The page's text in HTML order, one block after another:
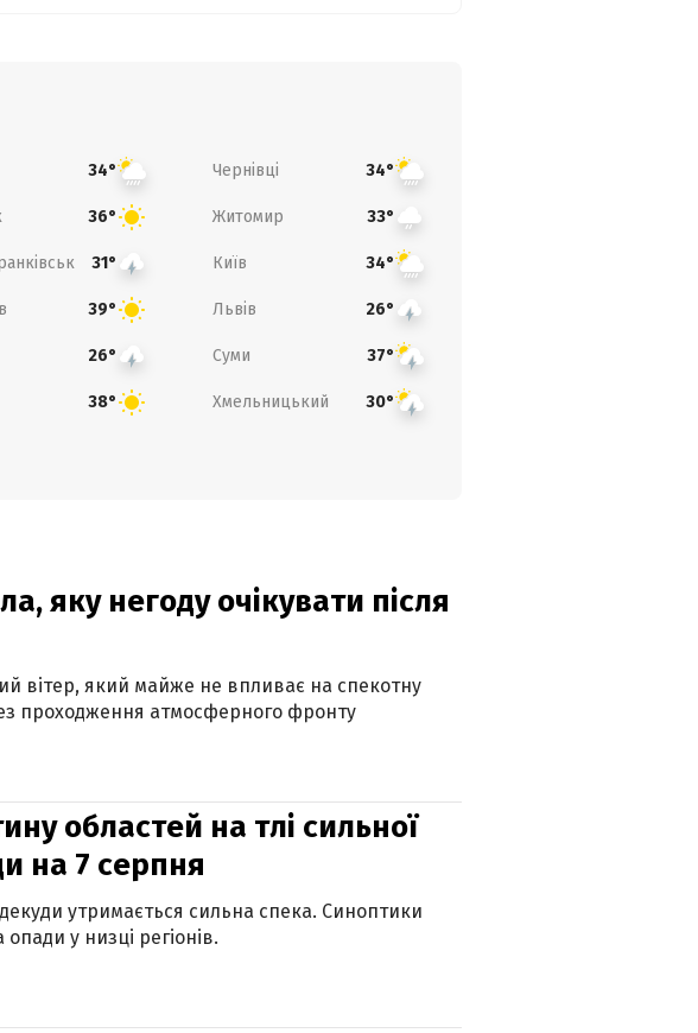
34° Чернівці 34°
36° Житомир 33°
31° Київ 34°
39° Львів 26°
26° Суми 37°
38° Хмельницький 30°
яку негоду очікувати після
вітер, який майже не впливає на спекотну
проходження атмосферного фронту
областей на тлі сильної
на 7 серпня
утримається сильна спека. Синоптики
у низці регіонів.